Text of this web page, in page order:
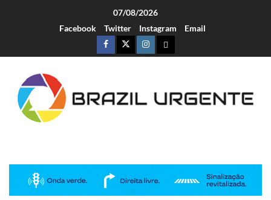
07/08/2026
Facebook
Twitter Instagram Email